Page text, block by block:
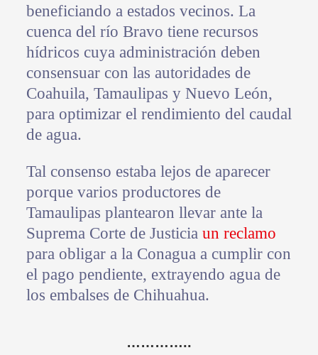
beneficiando a estados vecinos. La
cuenca del río Bravo tiene recursos
hídricos cuya administración deben
consensuar con las autoridades de
Coahuila, Tamaulipas y Nuevo León,
para optimizar el rendimiento del caudal
de agua.
Tal consenso estaba lejos de aparecer
porque varios productores de
Tamaulipas plantearon llevar ante la
Suprema Corte de Justicia un reclamo
para obligar a la Conagua a cumplir con
el pago pendiente, extrayendo agua de
los embalses de Chihuahua.
…………..